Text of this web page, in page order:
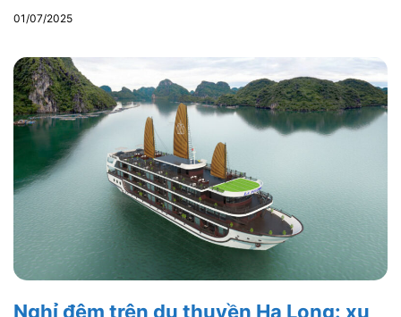
01/07/2025
Nghỉ đêm trên du thuyền Hạ Long: xu